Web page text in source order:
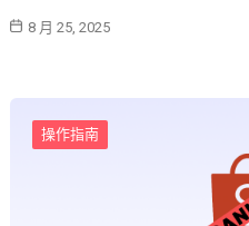
8 月 25, 2025
操作指南